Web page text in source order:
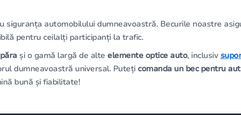
siguranța automobilului dumneavoastră. Becurile noastre
pentru ceilalți participanți la trafic.
și o gamă largă de alte elemente optice auto, inclusiv
dumneavoastră universal. Puteți comanda un bec pentru
bună și fiabilitate!